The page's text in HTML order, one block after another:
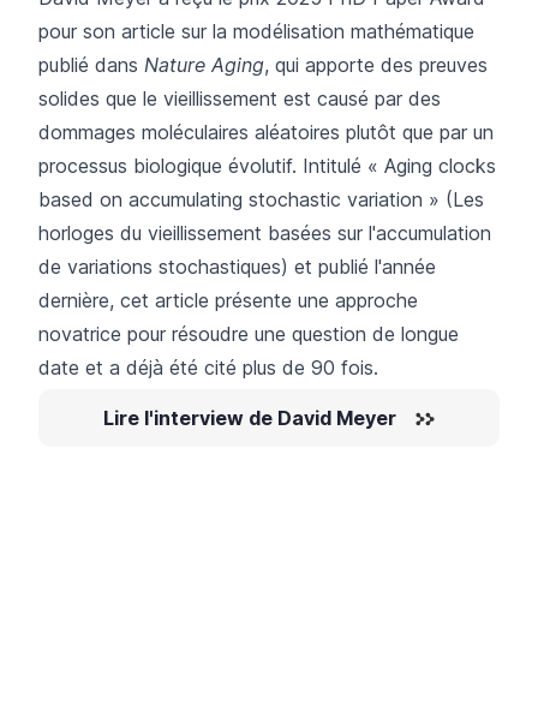
pour son article sur la modélisation mathématique
publié dans Nature Aging, qui apporte des preuves
solides que le vieillissement est causé par des
dommages moléculaires aléatoires plutôt que par un
processus biologique évolutif. Intitulé « Aging clocks
based on accumulating stochastic variation » (Les
horloges du vieillissement basées sur l'accumulation
de variations stochastiques) et publié l'année
dernière, cet article présente une approche
novatrice pour résoudre une question de longue
date et a déjà été cité plus de 90 fois.
Lire l'interview de David Meyer